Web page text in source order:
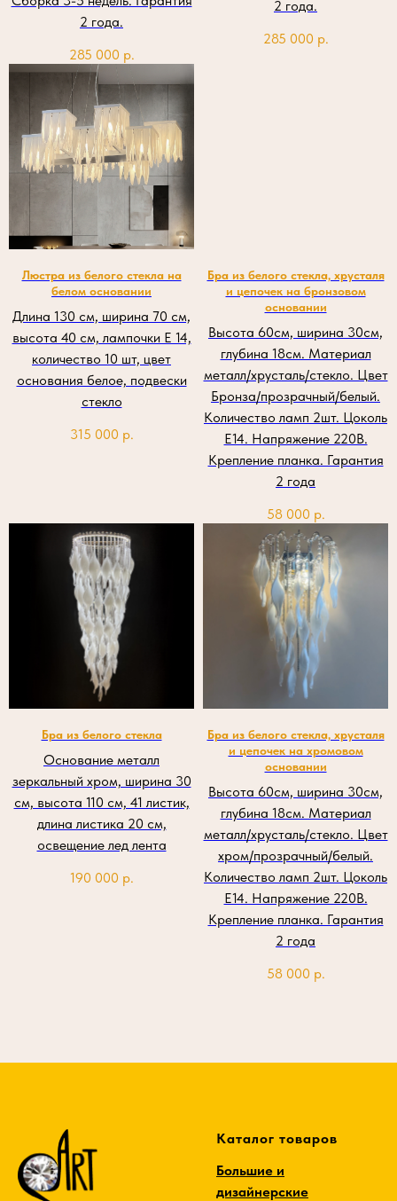
2 года.
285 000 р.
2 года.
285 000 р.
Люстра из белого стекла на
белом основании
Длина 130 см, ширина 70 см,
высота 40 см, лампочки Е 14,
количество 10 шт, цвет
основания белое, подвески
стекло
315 000 р.
Бра из белого стекла, хрусталя
и цепочек на бронзовом
основании
Высота 60см, ширина 30см,
глубина 18см. Материал
металл/хрусталь/стекло. Цвет
Бронза/прозрачный/белый.
Количество ламп 2шт. Цоколь
Е14. Напряжение 220В.
Крепление планка. Гарантия
2 года
58 000 р.
Бра из белого стекла
Основание металл
зеркальный хром, ширина 30
см, высота 110 см, 41 листик,
длина листика 20 см,
освещение лед лента
190 000 р.
Бра из белого стекла, хрусталя
и цепочек на хромовом
основании
Высота 60см, ширина 30см,
глубина 18см. Материал
металл/хрусталь/стекло. Цвет
хром/прозрачный/белый.
Количество ламп 2шт. Цоколь
Е14. Напряжение 220В.
Крепление планка. Гарантия
2 года
58 000 р.
Каталог товаров
Большие и
дизайнерские